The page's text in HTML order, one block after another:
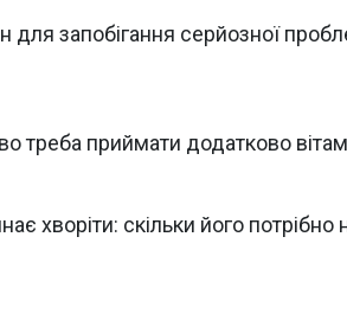
для запобігання серйозної
треба приймати додатково
хворіти: скільки його потрібно